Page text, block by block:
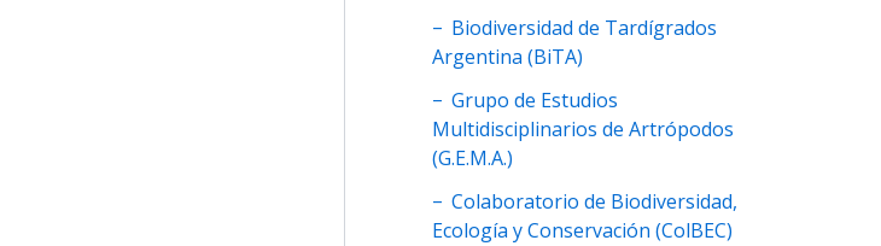
Biodiversidad de Tardígrados
Argentina (BiTA)
Grupo de Estudios
Multidisciplinarios de Artrópodos
(G.E.M.A.)
Colaboratorio de Biodiversidad,
Ecología y Conservación (ColBEC)